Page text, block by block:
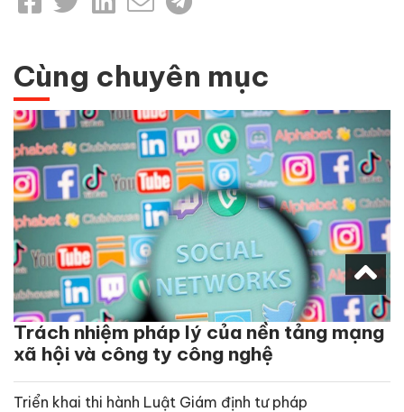
Cùng chuyên mục
Trách nhiệm pháp lý của nền tảng mạng
xã hội và công ty công nghệ
Triển khai thi hành Luật Giám định tư pháp